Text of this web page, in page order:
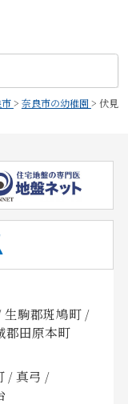
> 奈良市の幼稚園 > 伏見
生駒郡斑鳩町 /
郡田原本町
/ 真弓 /